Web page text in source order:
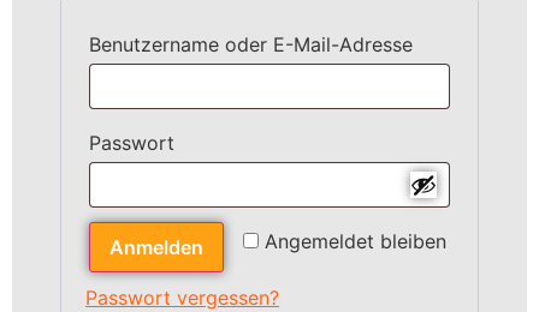
Benutzername oder E-Mail-Adresse
Passwort
Angemeldet bleiben
Anmelden
Passwort vergessen?